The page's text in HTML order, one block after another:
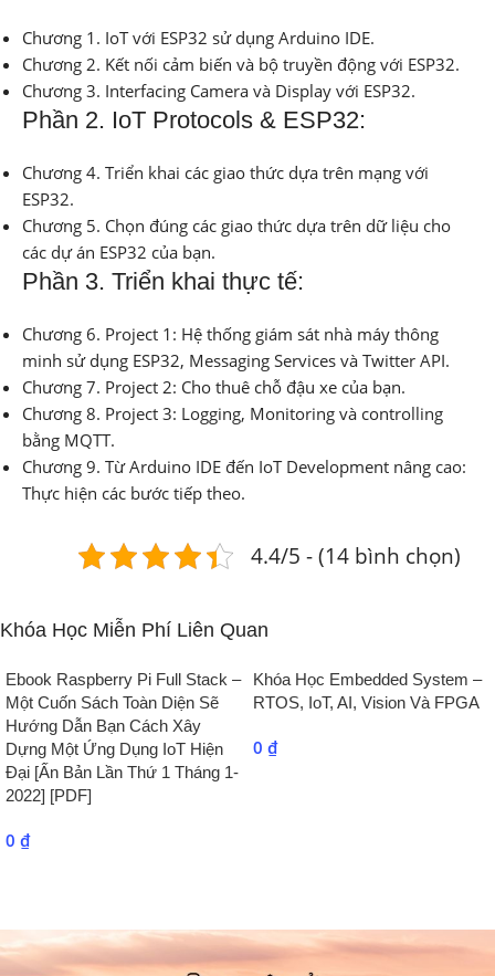
Chương 1. IoT với ESP32 sử dụng Arduino IDE.
Chương 2. Kết nối cảm biến và bộ truyền động với ESP32.
Chương 3. Interfacing Camera và Display với ESP32.
Phần 2. IoT Protocols & ESP32:
Chương 4. Triển khai các giao thức dựa trên mạng với
ESP32.
Chương 5. Chọn đúng các giao thức dựa trên dữ liệu cho
các dự án ESP32 của bạn.
Phần 3. Triển khai thực tế:
Chương 6. Project 1: Hệ thống giám sát nhà máy thông
minh sử dụng ESP32, Messaging Services và Twitter API.
Chương 7. Project 2: Cho thuê chỗ đậu xe của bạn.
Chương 8. Project 3: Logging, Monitoring và controlling
bằng MQTT.
Chương 9. Từ Arduino IDE đến IoT Development nâng cao:
Thực hiện các bước tiếp theo.
4.4/5 - (14 bình chọn)
Khóa Học Miễn Phí Liên Quan
Ebook Raspberry Pi Full Stack –
Một Cuốn Sách Toàn Diện Sẽ
Hướng Dẫn Bạn Cách Xây
Dựng Một Ứng Dụng IoT Hiện
Đại [Ấn Bản Lần Thứ 1 Tháng 1-
2022] [PDF]
0 ₫
Khóa Học Embedded System –
RTOS, IoT, AI, Vision Và FPGA
0 ₫